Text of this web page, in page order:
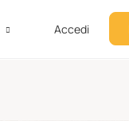
Accedi